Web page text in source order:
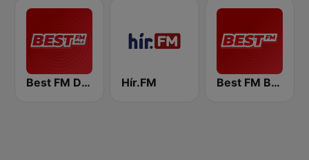
Best FM Debrecen Hír.FM Best FM Budapest